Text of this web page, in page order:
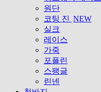
원단
코팅 진 NEW
실크
레이스
가죽
포플린
스팽글
린넨